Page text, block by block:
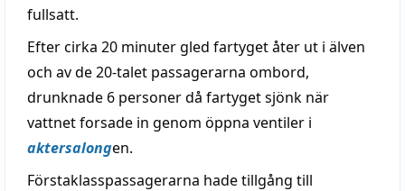
fullsatt.
Efter cirka 20 minuter gled fartyget åter ut i älven
och av de 20-talet passagerarna ombord,
drunknade 6 personer då fartyget sjönk när
vattnet forsade in genom öppna ventiler i
aktersalongen.
Förstaklasspassagerarna hade tillgång till